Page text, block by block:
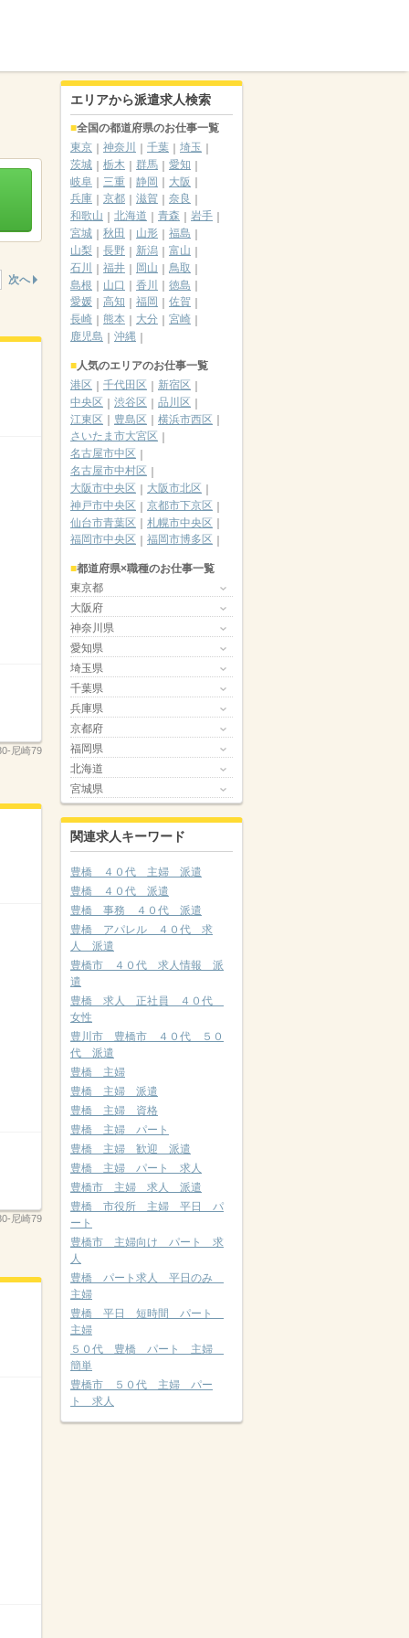
次へ
尼崎79
尼崎79
エリアから派遣求人検索
全国の都道府県のお仕事一覧
東京
神奈川 千葉
埼玉
茨城
栃木 群馬
愛知
岐阜
三重 静岡
大阪
兵庫
京都 滋賀
奈良
和歌山
北海道 青森
岩手
宮城
秋田 山形
福島
山梨
長野 新潟
富山
石川
福井 岡山
鳥取
島根
山口 香川
徳島
愛媛
高知 福岡
佐賀
長崎
熊本 大分
宮崎
鹿児島
沖縄
人気のエリアのお仕事一覧
港区
千代田区
新宿区
中央区
渋谷区
品川区
江東区
豊島区
横浜市西区
さいたま市大宮区
名古屋市中区
名古屋市中村区
大阪市中央区
大阪市北区
神戸市中央区
京都市下京区
仙台市青葉区
札幌市中央区
福岡市中央区
福岡市博多区
都道府県×職種のお仕事一覧
東京都
大阪府
神奈川県
愛知県
埼玉県
千葉県
兵庫県
京都府
福岡県
北海道
宮城県
関連求人キーワード
豊橋 ４０代 主婦 派遣
豊橋 ４０代 派遣
豊橋 事務 ４０代 派遣
豊橋 アパレル ４０代 求
人 派遣
豊橋市 ４０代 求人情報 派
遣
豊橋 求人 正社員 ４０代
女性
豊川市 豊橋市 ４０代 ５０
代 派遣
豊橋 主婦
豊橋 主婦 派遣
豊橋 主婦 資格
豊橋 主婦 パート
豊橋 主婦 歓迎 派遣
豊橋 主婦 パート 求人
豊橋市 主婦 求人 派遣
豊橋 市役所 主婦 平日 パ
ート
豊橋市 主婦向け パート 求
人
豊橋 パート求人 平日のみ
主婦
豊橋 平日 短時間 パート
主婦
５０代 豊橋 パート 主婦
簡単
豊橋市 ５０代 主婦 パー
ト 求人